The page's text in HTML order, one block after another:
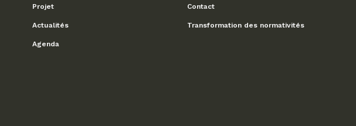
Projet
Actualités
Agenda
Contact
Transformation des normativités